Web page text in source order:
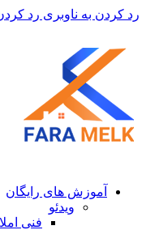
رد کردن به ناوبری رد
آموزش های رایگان
ویدئو
فنی